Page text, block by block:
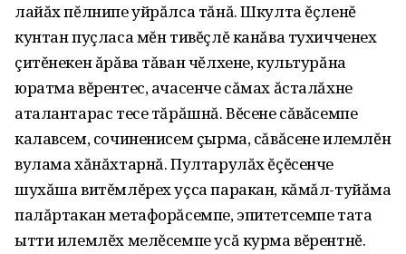
лайăх пĕлнипе уйрăлса тăнă. Шкулта ĕçленĕ
кунтан пуçласа мĕн тивĕçлĕ канăва тухичченех
çитĕнекен ăрăва тăван чĕлхене, культурăна
юратма вĕрентес, ачасенче сăмах ăсталăхне
аталантарас тесе тăрăшнă. Вĕсене сăвăсемпе
калавсем, сочиненисем çырма, сăвăсене илемлĕн
вулама хăнăхтарнă. Пултарулăх ĕçĕсенче
шухăша витĕмлĕрех уçса паракан, кăмăл-туйăма
палăртакан метафорăсемпе, эпитетсемпе тата
ытти илемлĕх мелĕсемпе усă курма вĕрентнĕ.